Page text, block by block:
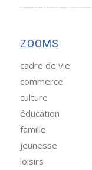
ZOOMS
cadre de vie
commerce
culture
éducation
famille
jeunesse
loisirs